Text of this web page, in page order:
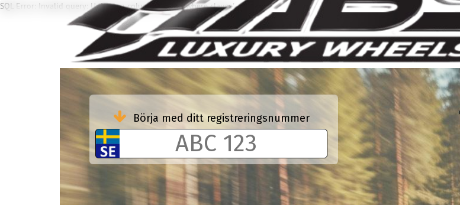
SQL Error: Invalid query: Unknown column 'HEA' in 'where clause'
Börja med ditt registreringsnummer